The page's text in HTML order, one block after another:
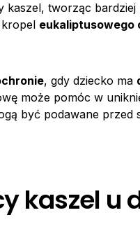
kaszel, tworząc
eukaliptusowego
, gdy dziecko ma
może pomóc w
być podawane
kaszel u